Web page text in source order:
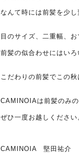
なんて時には前髪を少
目のサイズ、二重幅、
前髪の似合わせにはいろ
こだわりの前髪でこの秋
CAMINOIAは前髪のみの
ぜひ一度お越しください
CAMINOIA 堅田祐介